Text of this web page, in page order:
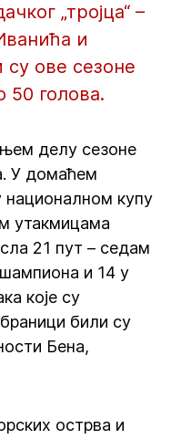
„тројца“ –
и
су ове сезоне
50 голова.
делу сезоне
У домаћем
купу
утакмицама
21 пут – седам
и 14 у
које су
били су
Бена,
острва и